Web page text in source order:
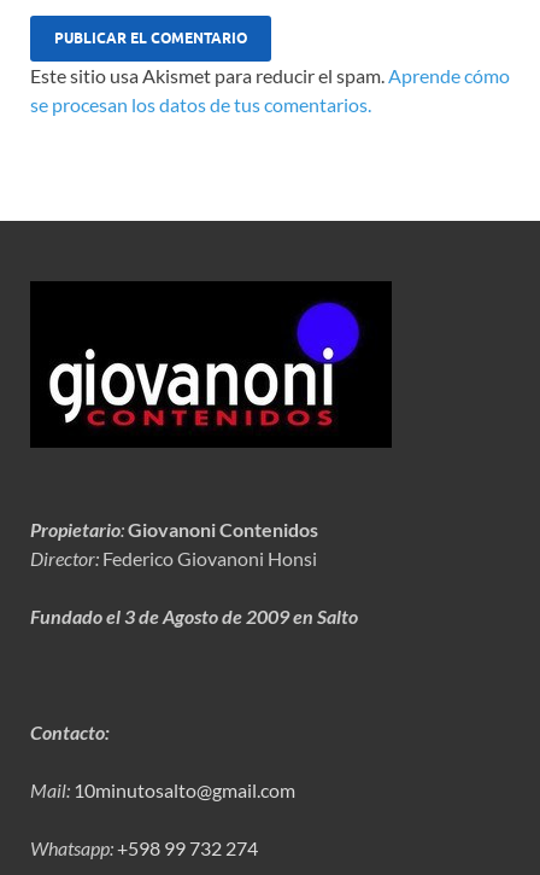
Este sitio usa Akismet para reducir el spam.Aprende cómo
se procesan los datos de tus comentarios.
Propietario:Giovanoni Contenidos
Director: Federico Giovanoni Honsi
Fundado el 3 de Agosto de 2009 en Salto
Contacto:
Mail: 10minutosalto@gmail.com
Whatsapp:+598 99 732 274